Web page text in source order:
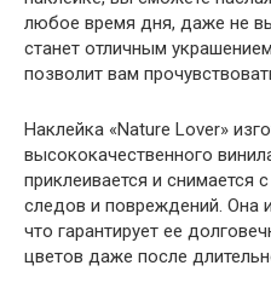
любое время дня, даже не
станет отличным
позволит вам
Наклейка «Nature Lover»
высококачественного
приклеивается и снимается
следов и повреждений. Она
что гарантирует ее
цветов даже после